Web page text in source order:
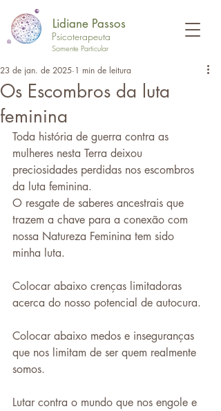
Lidiane Passos
Psicoterapeuta
Somente Particular
Os Escombros da luta
feminina
23 de jan. de 2025 1 min de leitura
Toda história de guerra contra as
mulheres nesta Terra deixou
preciosidades perdidas nos escombros
da luta feminina.
O resgate de saberes ancestrais que
trazem a chave para a conexão com
nossa Natureza Feminina tem sido
minha luta.
Colocar abaixo crenças limitadoras
acerca do nosso potencial de autocura.
Colocar abaixo medos e inseguranças
que nos limitam de ser quem realmente
somos.
Lutar contra o mundo que nos engole e